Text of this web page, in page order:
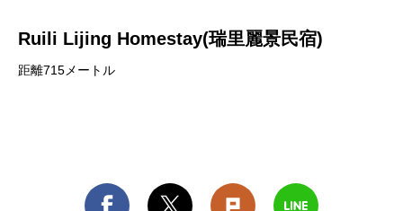
Ruili Lijing Homestay(瑞里麗景民宿)
距離715メートル